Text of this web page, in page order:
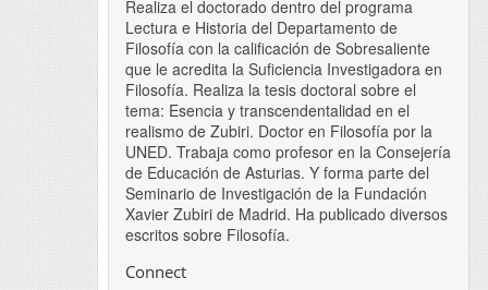
Realiza el doctorado dentro del programa
Lectura e Historia del Departamento de
Filosofía con la calificación de Sobresaliente
que le acredita la Suficiencia Investigadora en
Filosofía. Realiza la tesis doctoral sobre el
tema: Esencia y transcendentalidad en el
realismo de Zubiri. Doctor en Filosofía por la
UNED. Trabaja como profesor en la Consejería
de Educación de Asturias. Y forma parte del
Seminario de Investigación de la Fundación
Xavier Zubiri de Madrid. Ha publicado diversos
escritos sobre Filosofía.
Connect